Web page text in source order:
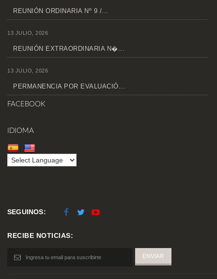
REUNIÓN ORDINARIA Nº 9 /...
13 JULIO, 2026
REUNIÓN EXTRAORDINARIA N�...
13 JULIO, 2026
PERMANENCIA POR EVALUACIÓ...
FACEBOOK
IDIOMA
SEGUINOS:
RECIBE NOTICIAS: